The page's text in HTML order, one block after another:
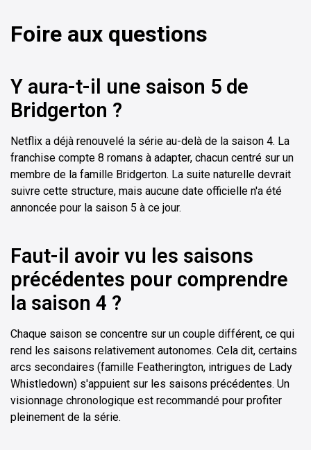
Foire aux questions
Y aura-t-il une saison 5 de
Bridgerton ?
Netflix a déjà renouvelé la série au-delà de la saison 4. La
franchise compte 8 romans à adapter, chacun centré sur un
membre de la famille Bridgerton. La suite naturelle devrait
suivre cette structure, mais aucune date officielle n'a été
annoncée pour la saison 5 à ce jour.
Faut-il avoir vu les saisons
précédentes pour comprendre
la saison 4 ?
Chaque saison se concentre sur un couple différent, ce qui
rend les saisons relativement autonomes. Cela dit, certains
arcs secondaires (famille Featherington, intrigues de Lady
Whistledown) s'appuient sur les saisons précédentes. Un
visionnage chronologique est recommandé pour profiter
pleinement de la série.